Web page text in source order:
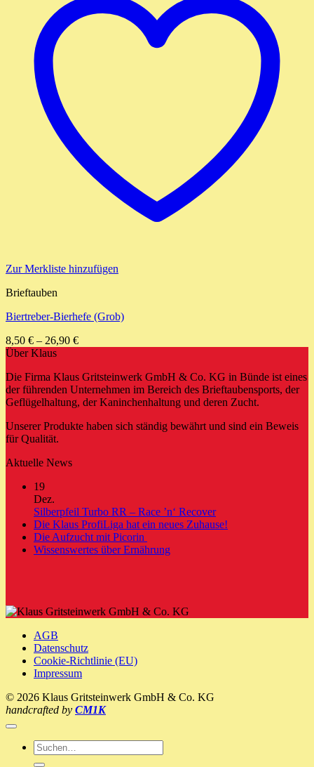
Zur Merkliste hinzufügen
Brieftauben
Biertreber-Bierhefe (Grob)
8,50 € – 26,90 €
Über Klaus
Die Firma Klaus Gritsteinwerk GmbH & Co. KG in Bünde ist eines
der führenden Unternehmen im Bereich des Brieftaubensports, der
Geflügelhaltung, der Kaninchenhaltung und deren Zucht.
Unserer Produkte haben sich ständig bewährt und sind ein Beweis
für Qualität.
Aktuelle News
19
Dez.
Silberpfeil Turbo RR – Race ’n‘ RecoverKeine
Kommentare
Die Klaus ProfiLiga hat ein neues Zuhause!
Die Aufzucht mit Picorin
Kommentare
Picorin
Wissenswertes über ErnährungKeine
Ernährung
AGB
Datenschutz
Cookie-Richtlinie (EU)
Impressum
© 2026 Klaus Gritsteinwerk GmbH & Co. KG
handcrafted by CM1K
Suche
nach: